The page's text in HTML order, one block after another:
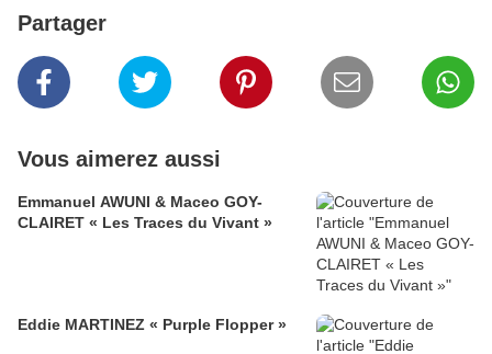
Partager
Vous aimerez aussi
Emmanuel AWUNI & Maceo GOY-
CLAIRET « Les Traces du Vivant »
Eddie MARTINEZ « Purple Flopper »